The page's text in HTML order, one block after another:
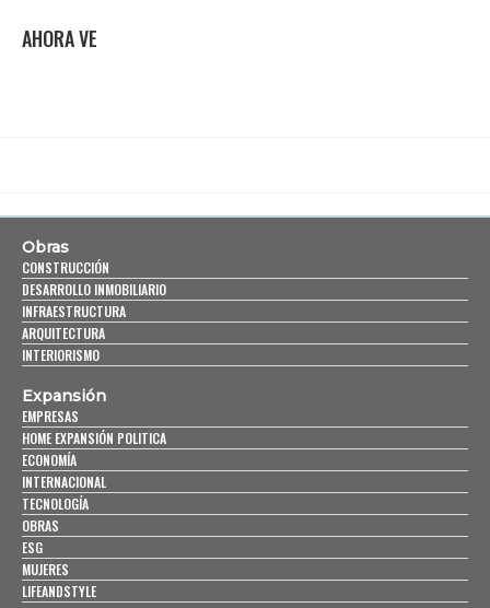
AHORA VE
Obras
CONSTRUCCIÓN
DESARROLLO INMOBILIARIO
INFRAESTRUCTURA
ARQUITECTURA
INTERIORISMO
Expansión
EMPRESAS
HOME EXPANSIÓN POLITICA
ECONOMÍA
INTERNACIONAL
TECNOLOGÍA
OBRAS
ESG
MUJERES
LIFEANDSTYLE